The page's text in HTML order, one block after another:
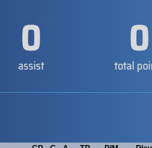
0
assist 0
total